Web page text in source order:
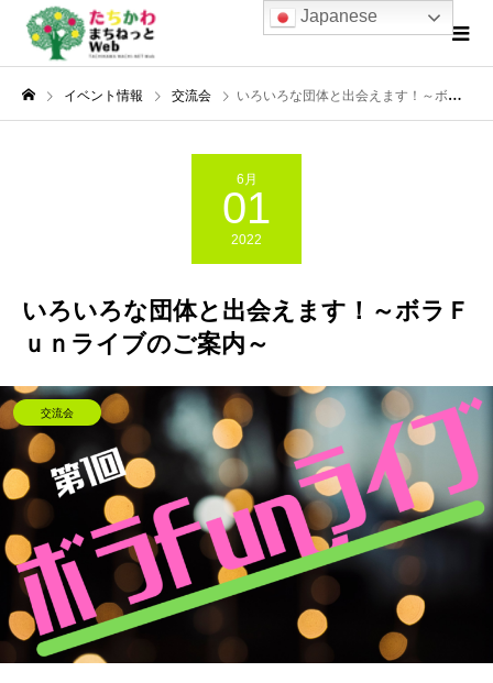
イベント情報 交流会 いろいろな団体と出会えます！～ボラＦｕｎライブのご案内～
6月
01
2022
いろいろな団体と出会えます！～ボラＦ
ｕｎライブのご案内～
交流会
Japanese